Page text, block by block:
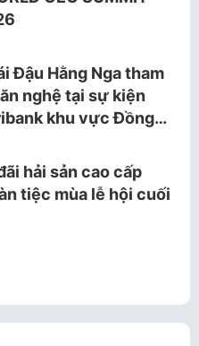
Đậu Hằng Nga tham
nghệ tại sự kiện
khu vực Đồng…
hải sản cao cấp
tiệc mùa lễ hội cuối